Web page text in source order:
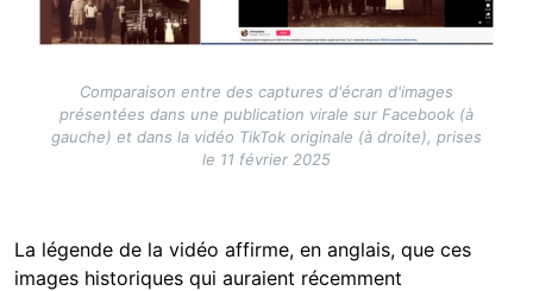
Comparaison entre des captures d'écran d'images
présentées dans une publication virale sur Facebook (à
gauche) et dans la vidéo TikTok originale (à droite), prises
le 11 février 2025
La légende de la vidéo affirme, en anglais, que ces
images historiques qui auraient récemment